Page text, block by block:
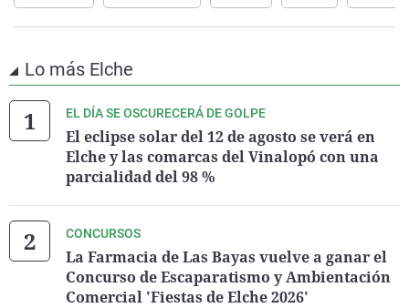
Lo más Elche
EL DÍA SE OSCURECERÁ DE GOLPE
El eclipse solar del 12 de agosto se verá en
Elche y las comarcas del Vinalopó con una
parcialidad del 98 %
CONCURSOS
La Farmacia de Las Bayas vuelve a ganar el
Concurso de Escaparatismo y Ambientación
Comercial 'Fiestas de Elche 2026'